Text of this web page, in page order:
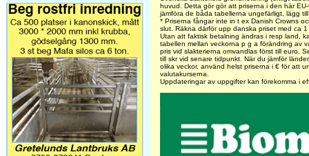
huvud. Detta gör gör att priserna i den här
jämföra de båda tabellerna ungefärligt, lägg
* Priserna fångar inte in t ex Danish Crowns
slut. Räkna därför upp danska priset med ca 1
Utan att faktisk betalning ändras i resp land,
tabellen mellan veckorna p g a förändring av
pris vid slakterierna omvandlas först till euro.
till skr vid senare tidpunkt. När du jämför
olika veckor, använd helst priserna i € för att
valutakurserna.
Uppdateringar av uppgifter kan förekomma i